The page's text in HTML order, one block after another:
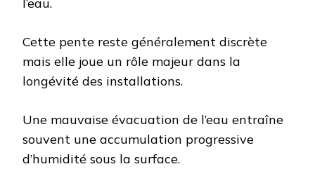
Cette pente reste généralement discrète
mais elle joue un rôle majeur dans la
longévité des installations.
Une mauvaise évacuation de l’eau entraîne
souvent une accumulation progressive
d’humidité sous la surface.